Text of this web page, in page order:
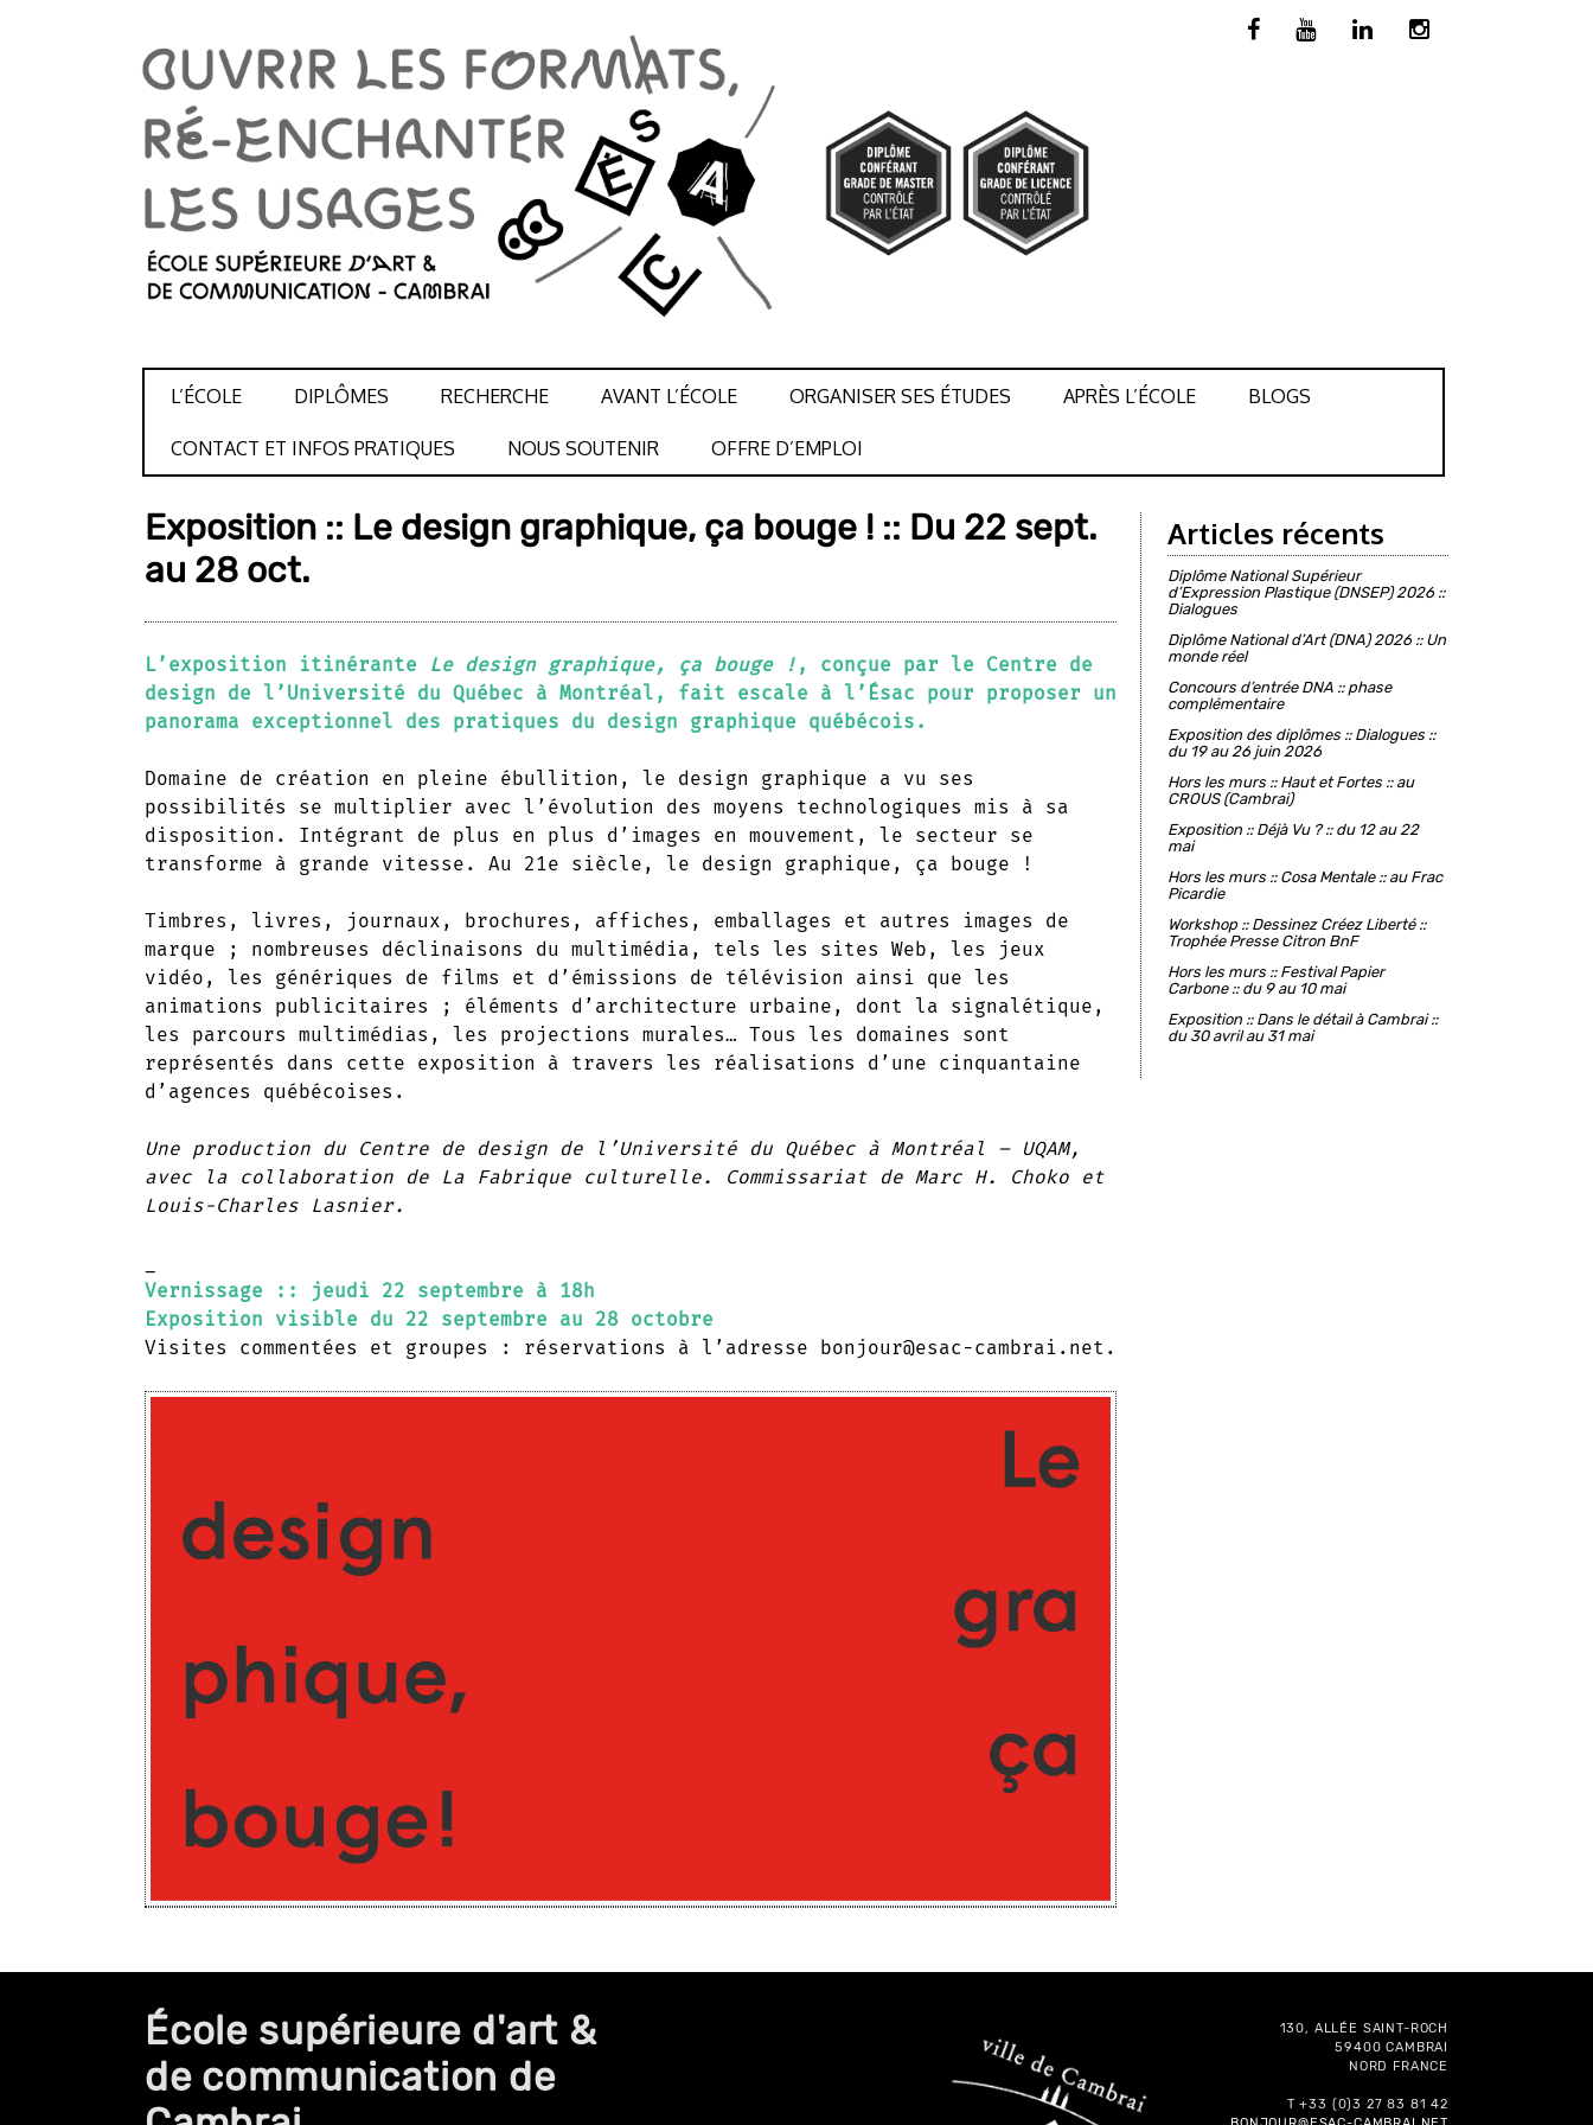
SKIP TO CONTENT
L’ÉCOLE DIPLÔMES RECHERCHE AVANT L’ÉCOLE ORGANISER SES ÉTUDES APRÈS L’ÉCOLE BLOGS
CONTACT ET INFOS PRATIQUES NOUS SOUTENIR OFFRE D’EMPLOI
Exposition :: Le design graphique, ça bouge ! :: Du 22 sept.
au 28 oct.
L’exposition itinérante Le design graphique, ça bouge ! , conçue par le Centre de
design de l’Université du Québec à Montréal , fait escale à l’Ésac pour proposer un
panorama exceptionnel des pratiques du design graphique québécois.
Domaine de création en pleine ébullition, le design graphique a vu ses
possibilités se multiplier avec l’évolution des moyens technologiques mis à sa
disposition. Intégrant de plus en plus d’images en mouvement, le secteur se
transforme à grande vitesse. Au 21e siècle, le design graphique, ça bouge !
Timbres, livres, journaux, brochures, affiches, emballages et autres images de
marque ; nombreuses déclinaisons du multimédia, tels les sites Web, les jeux
vidéo, les génériques de films et d’émissions de télévision ainsi que les
animations publicitaires ; éléments d’architecture urbaine, dont la signalétique,
les parcours multimédias, les projections murales… Tous les domaines sont
représentés dans cette exposition à travers les réalisations d’une cinquantaine
d’agences québécoises.
Une production du Centre de design de l’Université du Québec à Montréal – UQAM,
avec la collaboration de La Fabrique culturelle. Commissariat de Marc H. Choko et
Louis-Charles Lasnier.
Vernissage :: jeudi 22 septembre à 18h
Exposition visible du 22 septembre au 28 octobre
Visites commentées et groupes : réservations à l’adresse bonjour@esac-cambrai.net.
Articles récents
Diplôme National Supérieur
d’Expression Plastique (DNSEP) 2026 ::
Dialogues
Diplôme National d’Art (DNA) 2026 :: Un
monde réel
Concours d’entrée DNA :: phase
complémentaire
Exposition des diplômes :: Dialogues ::
du 19 au 26 juin 2026
Hors les murs :: Haut et Fortes :: au
CROUS (Cambrai)
Exposition :: Déjà Vu ? :: du 12 au 22
mai
Hors les murs :: Cosa Mentale :: au Frac
Picardie
Workshop :: Dessinez Créez Liberté ::
Trophée Presse Citron BnF
Hors les murs :: Festival Papier
Carbone :: du 9 au 10 mai
Exposition :: Dans le détail à Cambrai ::
du 30 avril au 31 mai
École supérieure d'art &
de communication de
130, ALLÉE SAINT-ROCH
59400 CAMBRAI
NORD FRANCE
T +33 (0)3 27 83 81 42